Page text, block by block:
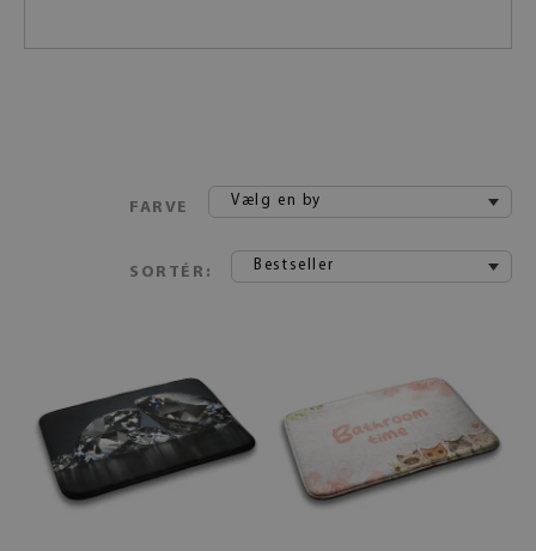
FARVE Vælg en by
SORTÉR: Bestseller